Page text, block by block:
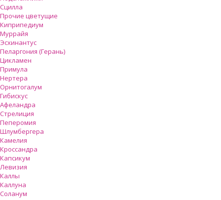
Сцилла
Прочие цветущие
Киприпедиум
Муррайя
Эсхинантус
Пеларгония (Герань)
Цикламен
Примула
Нертера
Орнитогалум
Гибискус
Афеландра
Стрелиция
Пеперомия
Шлумбергера
Камелия
Кроссандра
Капсикум
Левизия
Каллы
Каллуна
Соланум